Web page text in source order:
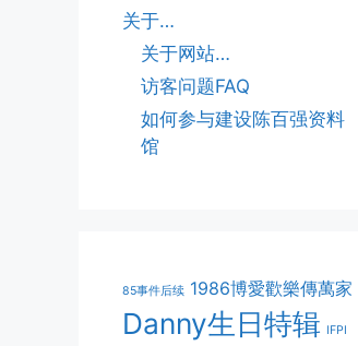
关于…
关于网站…
访客问题FAQ
如何参与建设陈百强资料
馆
85事件后续 1986博愛歡樂傳萬家
Danny生日特辑 IFPI